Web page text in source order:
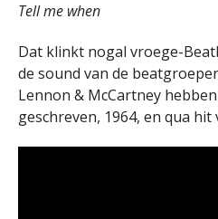
Tell me when
Dat klinkt nogal vroege-
de sound van de
Lennon & McCartney
geschreven, 1964, en qua hit